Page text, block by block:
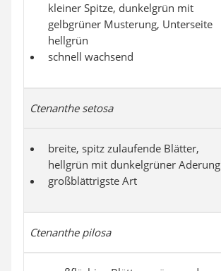
kleiner Spitze, dunkelgrün mit
gelbgrüner Musterung, Unterseite
hellgrün
schnell wachsend
Ctenanthe setosa
breite, spitz zulaufende Blätter,
hellgrün mit dunkelgrüner Aderung
großblättrigste Art
Ctenanthe pilosa